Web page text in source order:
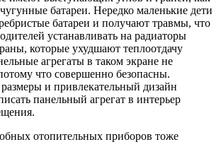
батареи. Нередко маленькие дети
батареи и получают травмы, что
устанавливать на радиаторы
которые ухудшают теплоотдачу
агрегаты в таком экране не
что совершенно безопасны.
и привлекательный дизайн
панельный агрегат в интерьер
отопительных приборов тоже